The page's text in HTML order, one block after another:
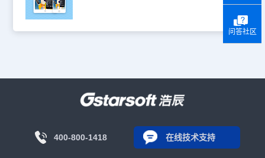
400-800-1418 在线技术支持
问答社区